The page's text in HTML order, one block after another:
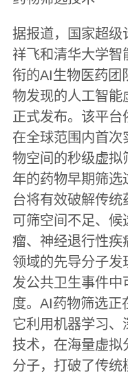
据报道，国家超级
祥飞和清华大学智
衔的AI生物医药团
物发现的人工智
正式发布。该平台
在全球范围内首次
物空间的秒级虚拟
年的药物早期筛选
台将有效破解传统
可筛空间不足、候
瘤、神经退行性疾
领域的先导分子发
发公共卫生事件中
度。AI药物筛选正
它利用机器学习、
技术，在海量虚拟
分子，打破了传统